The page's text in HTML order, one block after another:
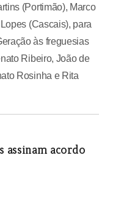
(Portimão), Marco
(Cascais), para
às freguesias
Ribeiro, João de
Rosinha e Rita
assinam acordo